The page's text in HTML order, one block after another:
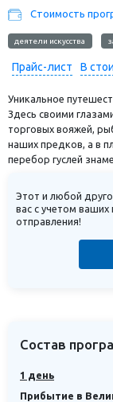
Стоимость
деятели искусства
Прайс-лист В
Уникальное
Здесь своими
торговых вояжей,
наших предков, а в
перебор гуслей
Этот и любой
вас с учетом
отправления!
Состав
1 день
Прибытие в